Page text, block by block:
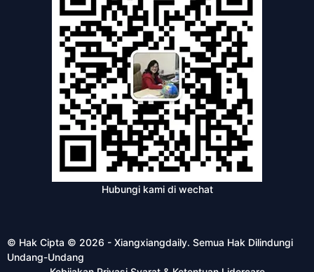
Hubungi kami di wechat
© Hak Cipta © 2026 - Xiangxiangdaily. Semua Hak Dilindungi
Undang-Undang